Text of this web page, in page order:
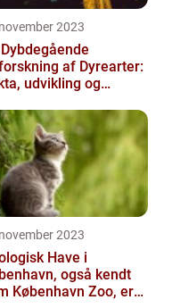
2023
af Dyrearter:
udvikling og
2023
Have i
også kendt
København Zoo, er